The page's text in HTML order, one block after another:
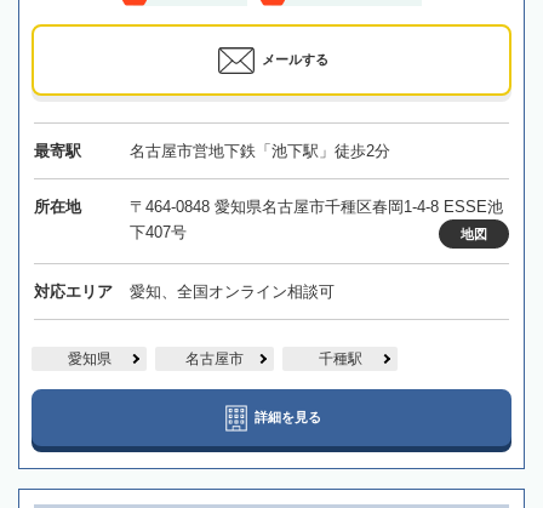
メールする
最寄駅 名古屋市営地下鉄「池下駅」徒歩2分
所在地
〒464-0848 愛知県名古屋市千種区春岡1-4-8 ESSE池
下407号
地図
対応エリア 愛知、全国オンライン相談可
愛知県 名古屋市 千種駅
詳細を見る